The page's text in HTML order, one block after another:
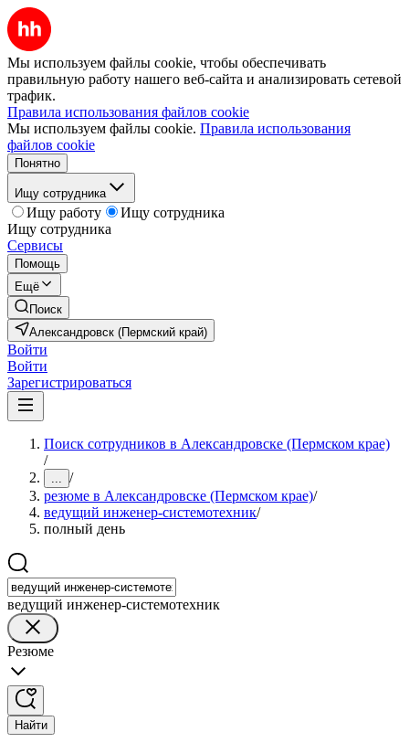
Мы используем файлы cookie, чтобы обеспечивать
правильную работу нашего веб-сайта и анализировать сетевой
трафик.
Правила использования файлов cookie
Мы используем файлы cookie. Правила использования
файлов cookie
Понятно
Ищу сотрудника
Ищу работу
Ищу сотрудника
Ищу сотрудника
Сервисы
Помощь
Ещё
Поиск
Александровск (Пермский край)
Войти
Войти
Зарегистрироваться
Поиск сотрудников в Александровске (Пермском крае)
/
... /
резюме в Александровске (Пермском крае)/
ведущий инженер-системотехник/
полный день
ведущий инженер-системотехник
Резюме
Найти